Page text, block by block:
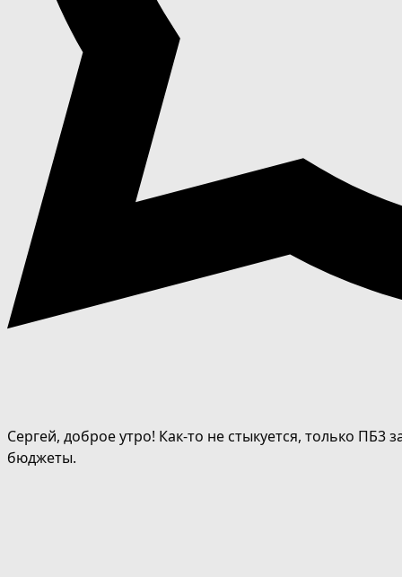
Сергей, доброе утро! Как-то не стыкуется, только ПБ3
бюджеты.